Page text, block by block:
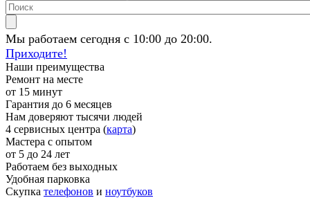
Мы работаем сегодня с 10:00 до 20:00.
Приходите!
Наши преимущества
Ремонт на месте
от 15 минут
Гарантия до 6 месяцев
Нам доверяют тысячи людей
4 сервисных центра (карта)
Мастера с опытом
от 5 до 24 лет
Работаем без выходных
Удобная парковка
Скупка телефонов и ноутбуков